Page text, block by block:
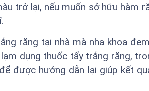
trở lại, nếu muốn sở hữu hàm
răng tại nhà mà nha khoa
dụng thuốc tẩy trắng răng,
được hướng dẫn lại giúp kết